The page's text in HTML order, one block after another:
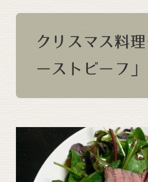
クリスマス料
ーストビーフ」